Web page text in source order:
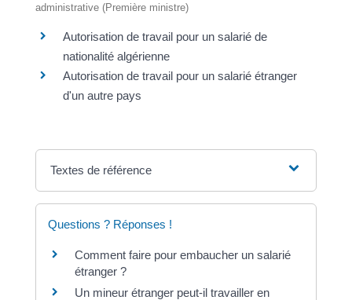
administrative (Première ministre)
Autorisation de travail pour un salarié de
nationalité algérienne
Autorisation de travail pour un salarié étranger
d'un autre pays
Textes de référence
Questions ? Réponses !
Comment faire pour embaucher un salarié
étranger ?
Un mineur étranger peut-il travailler en